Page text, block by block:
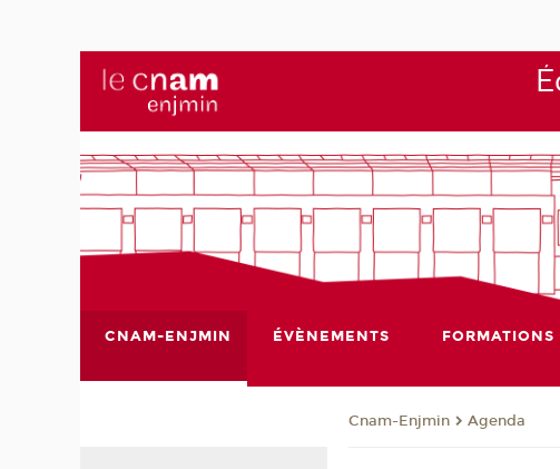
CNAM-ENJMIN ÉVÈNEMENTS FORMATIONS
Cnam-Enjmin Agenda